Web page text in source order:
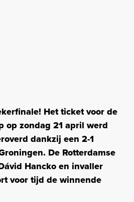
Het ticket voor de
op zondag 21 april werd
dankzij een 2-1
De Rotterdamse
Hancko en invaller
voor tijd de winnende